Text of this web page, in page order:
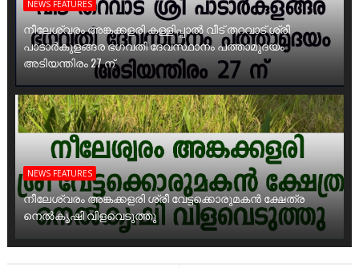
NEWS FEATURES
നീലേശ്വരം അങ്കക്കളരി കള്ളിപ്പാൽ വീട് തറവാട് ശ്രീ
പാടാർകുളങ്ങര ഭഗവതി ദേവസ്ഥാനം പത്താമുദയം
അടിയന്തിരം 27 ന്
NEWS FEATURES
നീലേശ്വരം അങ്കക്കളരി ശ്രീ വേട്ടക്കൊരുമകൻ ക്ഷേത്ര
നെൽകൃഷി വിളവെടുത്തു